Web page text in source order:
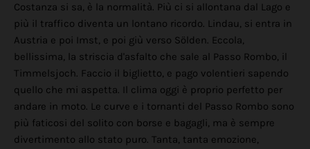
Costanza si sa, è la normalità. Più ci si allontana dal Lago e
più il traffico diventa un lontano ricordo. Lindau, si entra in
Austria e poi Imst, e poi giù verso Sölden. Eccola,
bellissima, la striscia d'asfalto che sale al Passo Rombo, il
Timmelsjoch. Faccio il biglietto, e pago volentieri sapendo
quello che mi aspetta. Il clima oggi è proprio perfetto per
andare in moto. Le curve e i tornanti del Passo Rombo sono
più faticosi del solito con borse e bagagli, ma è sempre
divertimento allo stato puro. Tanta, tanta emozione,